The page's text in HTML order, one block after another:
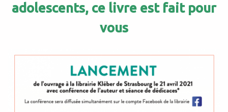
adolescents, ce livre est fait pour
vous